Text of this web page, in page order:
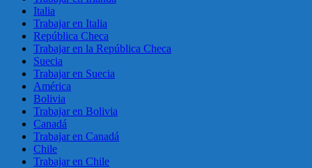
Italia
Trabajar en Italia
República Checa
Trabajar en la República Checa
Suecia
Trabajar en Suecia
América
Bolivia
Trabajar en Bolivia
Canadá
Trabajar en Canadá
Chile
Trabajar en Chile